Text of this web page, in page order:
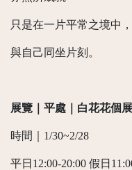
只是在一片平常之境中，
與自己同坐片刻。
展覽｜平處｜白花花個展
時間｜1/30~2/28
平日12:00-20:00 假日